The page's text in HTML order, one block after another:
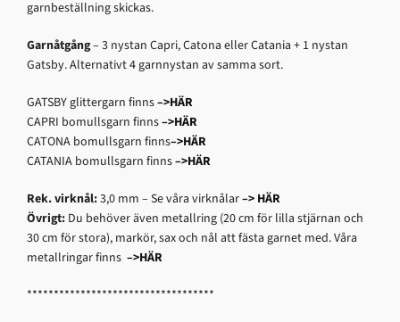
garnbeställning skickas.
Garnåtgång– 3 nystan Capri, Catona eller Catania + 1 nystan
Gatsby. Alternativt 4 garnnystan av samma sort.
GATSBY glittergarn finns–>HÄR
CAPRI bomullsgarn finns–>HÄR
CATONA bomullsgarn finns–>HÄR
CATANIA bomullsgarn finns–>HÄR
Rek. virknål:3,0 mm – Se våra virknålar–> HÄR
Övrigt: Du behöver även metallring (20 cm för lilla stjärnan och
30 cm för stora), markör, sax och nål att fästa garnet med. Våra
metallringar finns –>HÄR
***********************************